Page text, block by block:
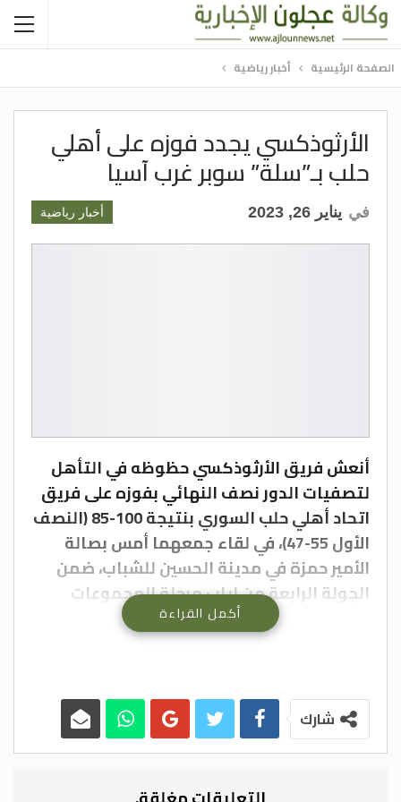
الصفحة الرئيسية أخبار رياضية
الأرثوذكسي يجدد فوزه على أهلي
حلب بـ”سلة” سوبر غرب آسيا
أخبار رياضية في يناير 26, 2023
أنعش فريق الأرثوذكسي حظوظه في التأهل
لتصفيات الدور نصف النهائي بفوزه على فريق
اتحاد أهلي حلب السوري بنتيجة 100-85 (النصف
الأول 55-47)، في لقاء جمعهما أمس بصالة
الأمير حمزة في مدينة الحسين للشباب، ضمن
الجولة الرابعة من إياب مرحلة المجموعات
لبطولة دوري سوبر غرب آسيا للكرة السلة
الثالث برصيد 6 نقاط، تاركا أهلي حلب السوري
في المركز الرابع والأخير برصيد 4 نقاط، فيما
يتصدر بيروت اللبناني الترتيب برصيد 7 نقاط
الذي حل في المركز الثاني بنفس الرصيد
أكمل القراءة
شارك